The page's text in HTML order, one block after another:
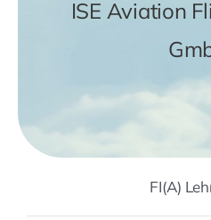
Trainings
Kontakt
ISE Aviation
FI(A)